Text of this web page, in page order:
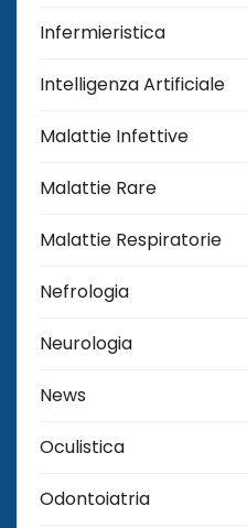
Infermieristica
Intelligenza Artificiale
Malattie Infettive
Malattie Rare
Malattie Respiratorie
Nefrologia
Neurologia
News
Oculistica
Odontoiatria